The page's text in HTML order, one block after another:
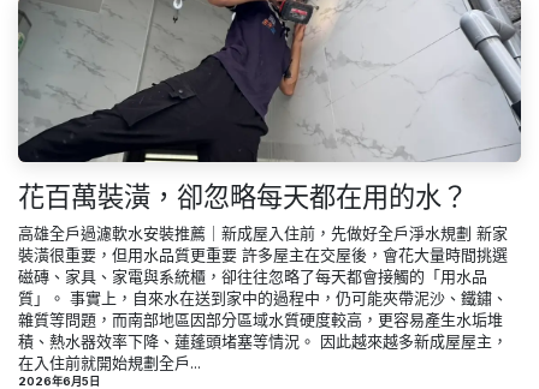
花百萬裝潢，卻忽略每天都在用的水？
高雄全戶過濾軟水安裝推薦｜新成屋入住前，先做好全戶淨水規劃 新家
裝潢很重要，但用水品質更重要 許多屋主在交屋後，會花大量時間挑選
磁磚、家具、家電與系統櫃，卻往往忽略了每天都會接觸的「用水品
質」。 事實上，自來水在送到家中的過程中，仍可能夾帶泥沙、鐵鏽、
雜質等問題，而南部地區因部分區域水質硬度較高，更容易產生水垢堆
積、熱水器效率下降、蓮蓬頭堵塞等情況。 因此越來越多新成屋屋主，
在入住前就開始規劃全戶...
2026年6月5日